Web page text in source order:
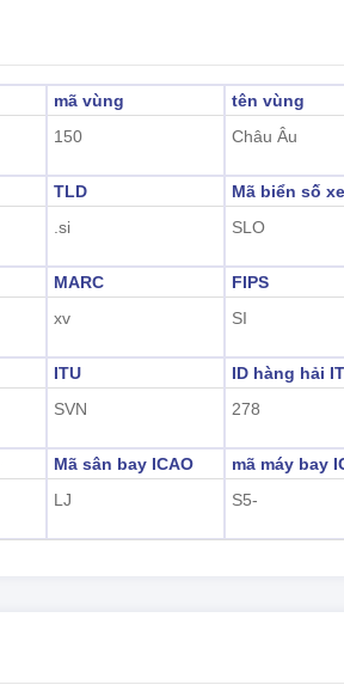
mã vùng
150
tên vùng
Châu Âu
TLD
.si
Mã biển số xe
SLO
MARC
xv
FIPS
SI
ITU
SVN
ID hàng hải
278
Mã sân bay ICAO
LJ
mã máy bay
S5-